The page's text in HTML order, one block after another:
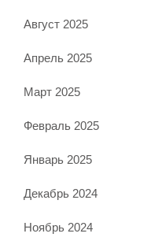
Август 2025
Апрель 2025
Март 2025
Февраль 2025
Январь 2025
Декабрь 2024
Ноябрь 2024